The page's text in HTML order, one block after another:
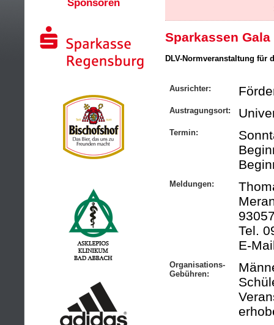
Sparkassen Gala
DLV-Normveranstaltung für
Ausrichter:
Austragungsort:
Termin:
Meldungen:
Tel.
E-
Organisations-
Gebühren: